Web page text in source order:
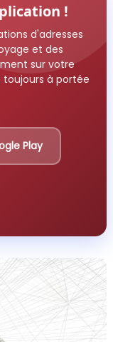
!
d'adresses
et des
sur votre
à portée
Play